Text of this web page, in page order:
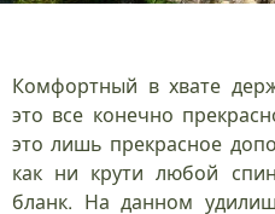
Комфортный в хвате
это все конечно
это лишь прекрасное
как ни крути любой
бланк. На данном